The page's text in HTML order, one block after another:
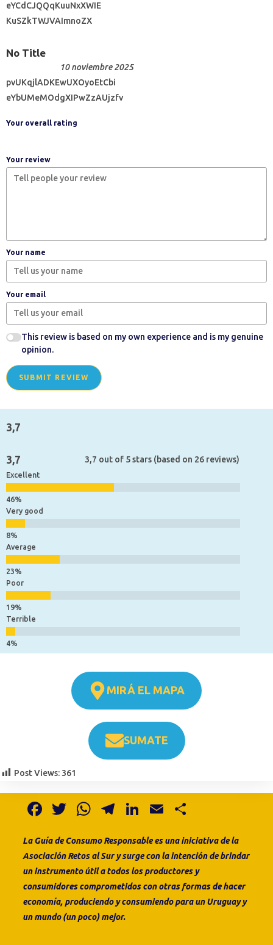
eYCdCJQQqKuuNxXWIE
KuSZkTWJVAImnoZX
No Title
10 noviembre 2025
pvUKqjlADKEwUXOyoEtCbi
eYbUMeMOdgXIPwZzAUjzfv
Your overall rating
Your review
Your name
Your email
This review is based on my own experience and is my genuine
opinion.
SUBMIT REVIEW
3,7
3,7 3,7 out of 5 stars (based on 26 reviews)
Excellent
Very good
Average
Poor
Terrible
MIRÁ EL MAPA
SUMATE
Post Views: 361
F
c
e
b
o
o
T
it
te
r
W
at
s
A
p
p
T
e
gr
a
m
Li
k
e
dI
n
E
ai
l
ar
e
La Guía de ConsumoResponsable esunainiciativa de la
Asociación Retos al Sury surge con la intención de brindar
un instrumento útil a todos los productores y
consumidores comprometidos con otras formas de hacer
economía, produciendo y consumiendo para un Uruguay y
un mundo (un poco) mejor.